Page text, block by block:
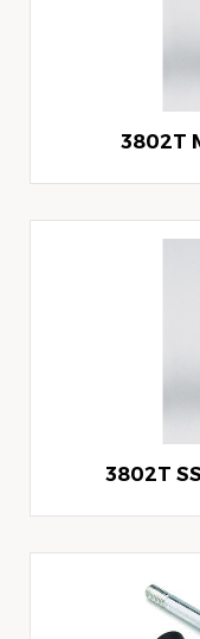
3802T
3802T